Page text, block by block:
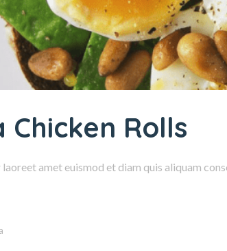
Rolls
amet euismod et diam quis aliquam